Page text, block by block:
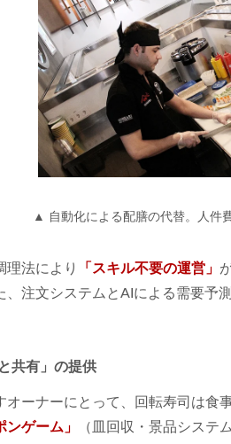
▲ 自動化による配膳の代替。人件
理法により 「スキル不要の運営」
注文システムとAIによる需要
共有」の提供
ーナーにとって、回転寿司は食
ンゲーム」
（皿回収・景品システ